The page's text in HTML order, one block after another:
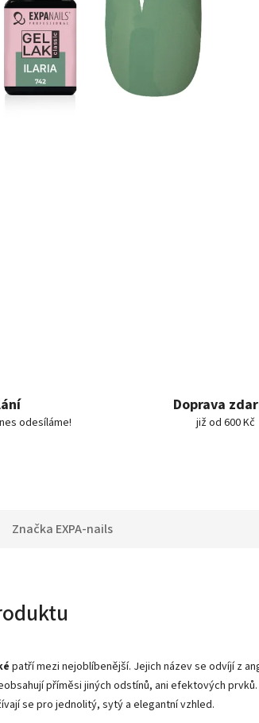
odesíláme!
Doprava
již od 600 Kč
Značka EXPA-nails
patří mezi nejoblíbenější. Jejich název se odvíjí z
příměsi jiných odstínů, ani efektových
se pro jednolitý, sytý a elegantní vzhled.